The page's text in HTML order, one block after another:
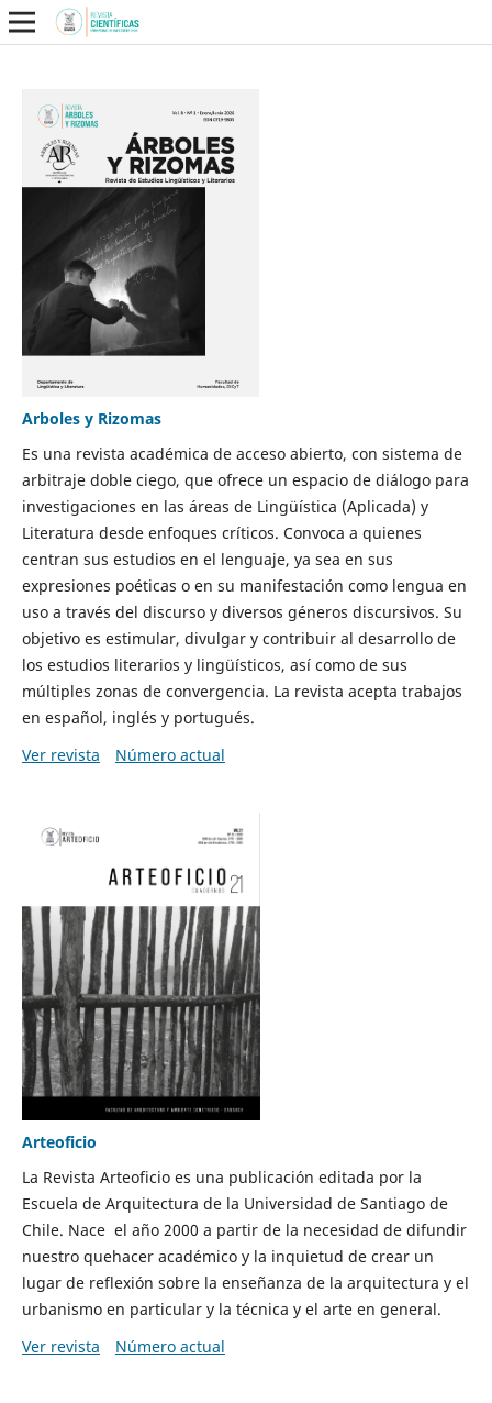
Arboles y Rizomas
Es una revista académica de acceso abierto, con sistema de
arbitraje doble ciego, que ofrece un espacio de diálogo para
investigaciones en las áreas de Lingüística (Aplicada) y
Literatura desde enfoques críticos. Convoca a quienes
centran sus estudios en el lenguaje, ya sea en sus
expresiones poéticas o en su manifestación como lengua en
uso a través del discurso y diversos géneros discursivos. Su
objetivo es estimular, divulgar y contribuir al desarrollo de
los estudios literarios y lingüísticos, así como de sus
múltiples zonas de convergencia. La revista acepta trabajos
en español, inglés y portugués.
Ver revista
Número actual
Arteoficio
La Revista Arteoficio es una publicación editada por la
Escuela de Arquitectura de la Universidad de Santiago de
Chile. Nace el año 2000 a partir de la necesidad de difundir
nuestro quehacer académico y la inquietud de crear un
lugar de reflexión sobre la enseñanza de la arquitectura y el
urbanismo en particular y la técnica y el arte en general.
Ver revista
Número actual